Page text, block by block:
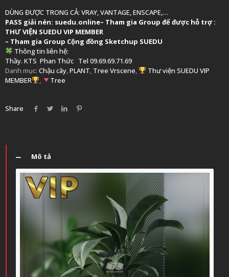
DÙNG ĐƯỢC TRONG CẢ: VRAY, VANTAGE, ENSCAPE,…
PASS giải nén: suedu.online– Tham gia Group để được hỗ trợ :
THƯ VIỆN SUEDU VIP MEMBER
– Tham gia Group Cộng đồng Sketchup SUEDU
Thông tin liên hệ:
Thầy. KTS Phan Thức Tel 09.69.69.71.69
Danh mục: Chậu cây,PLANT, Tree Vrscene,
Thư viện SUEDU VIP
MEMBER
, Tree
Share
Mô tả